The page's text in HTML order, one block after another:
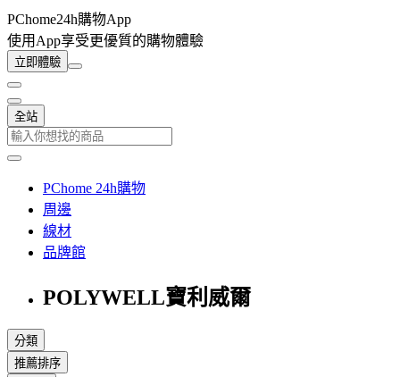
PChome24h購物App
使用App享受更優質的購物體驗
立即體驗
全站
PChome 24h購物
周邊
線材
品牌館
POLYWELL寶利威爾
分類
推薦排序